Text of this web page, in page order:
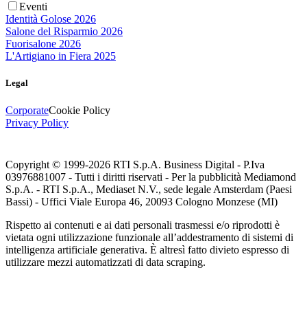
Eventi
Identità Golose 2026
Salone del Risparmio 2026
Fuorisalone 2026
L'Artigiano in Fiera 2025
Legal
CorporateCookie Policy
Privacy Policy
Copyright © 1999-2026 RTI S.p.A. Business Digital - P.Iva
03976881007 - Tutti i diritti riservati - Per la pubblicità Mediamond
S.p.A. - RTI S.p.A., Mediaset N.V., sede legale Amsterdam (Paesi
Bassi) - Uffici Viale Europa 46, 20093 Cologno Monzese (MI)
Rispetto ai contenuti e ai dati personali trasmessi e/o riprodotti è
vietata ogni utilizzazione funzionale all’addestramento di sistemi di
intelligenza artificiale generativa. È altresì fatto divieto espresso di
utilizzare mezzi automatizzati di data scraping.